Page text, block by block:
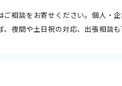
ご相談をお寄せください。個人・
夜間や土日祝の対応、出張相談